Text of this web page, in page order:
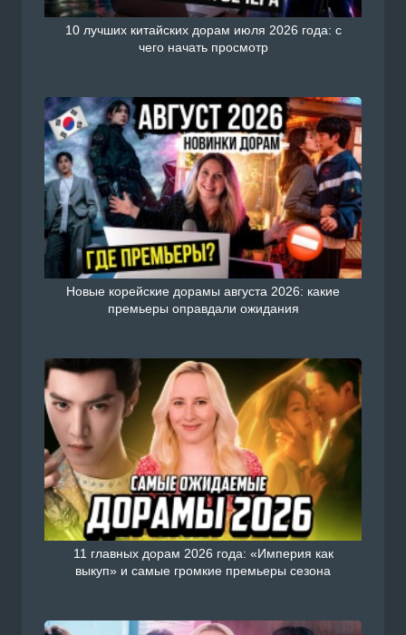
10 лучших китайских дорам июля 2026 года: с
чего начать просмотр
Новые корейские дорамы августа 2026: какие
премьеры оправдали ожидания
11 главных дорам 2026 года: «Империя как
выкуп» и самые громкие премьеры сезона